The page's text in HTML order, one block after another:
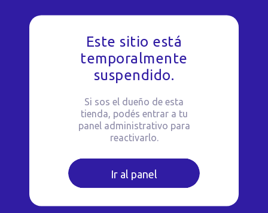
Este sitio está
temporalmente
suspendido.
Si sos el dueño de esta
tienda, podés entrar a tu
panel administrativo para
reactivarlo.
Ir al panel